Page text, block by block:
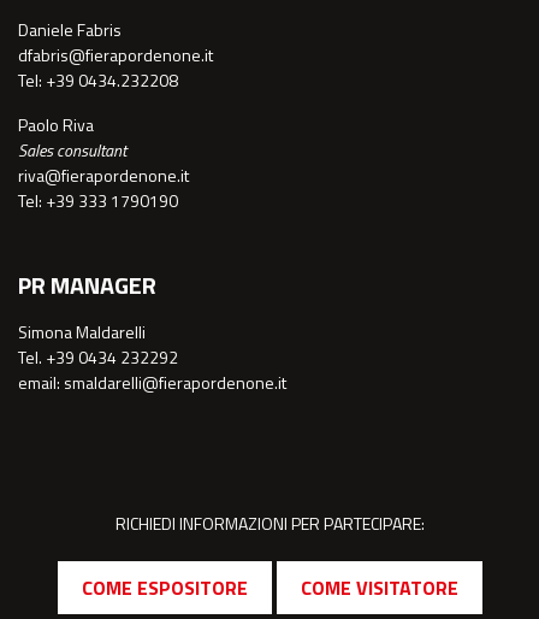
Daniele Fabris
dfabris@fierapordenone.it
Tel: +39 0434.232208
Paolo Riva
Sales consultant
riva@fierapordenone.it
Tel: +39 333 1790190
PR MANAGER
Simona Maldarelli
Tel. +39 0434 232292
email: smaldarelli@fierapordenone.it
RICHIEDI INFORMAZIONI PER PARTECIPARE:
COME ESPOSITORE COME VISITATORE